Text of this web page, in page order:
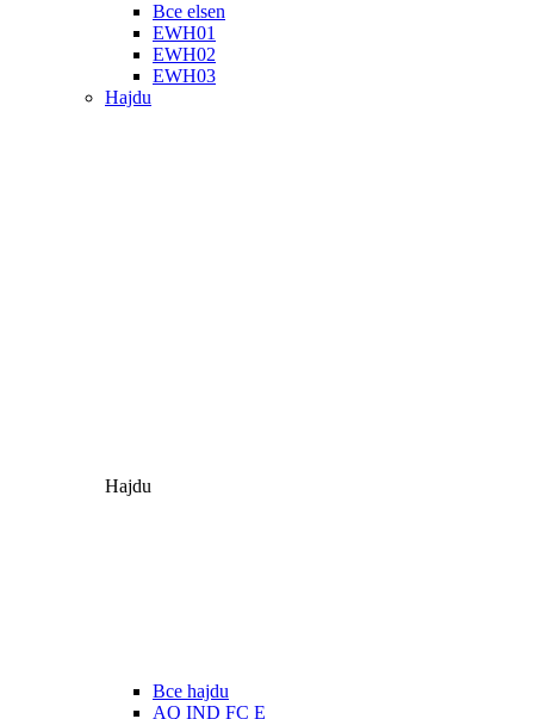
Все elsen
EWH01
EWH02
EWH03
Hajdu
Hajdu
Все hajdu
AQ IND FC E